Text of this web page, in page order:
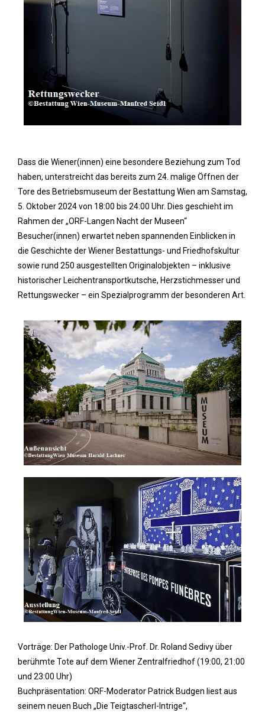
Dass die Wiener(innen) eine besondere Beziehung zum Tod
haben, unterstreicht das bereits zum 24. malige Öffnen der
Tore des Betriebsmuseum der Bestattung Wien am Samstag,
5. Oktober 2024 von 18:00 bis 24:00 Uhr. Dies geschieht im
Rahmen der „ORF-Langen Nacht der Museen“
Besucher(innen) erwartet neben spannenden Einblicken in
die Geschichte der Wiener Bestattungs- und Friedhofskultur
sowie rund 250 ausgestellten Originalobjekten – inklusive
historischer Leichentransportkutsche, Herzstichmesser und
Rettungswecker – ein Spezialprogramm der besonderen Art.
Vorträge: Der Pathologe Univ.-Prof. Dr. Roland Sedivy über
berühmte Tote auf dem Wiener Zentralfriedhof (19:00, 21:00
und 23:00 Uhr)
Buchpräsentation: ORF-Moderator Patrick Budgen liest aus
seinem neuen Buch „Die Teigtascherl-Intrige“,